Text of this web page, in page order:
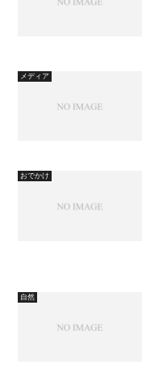
メディア
おでかけ
自然